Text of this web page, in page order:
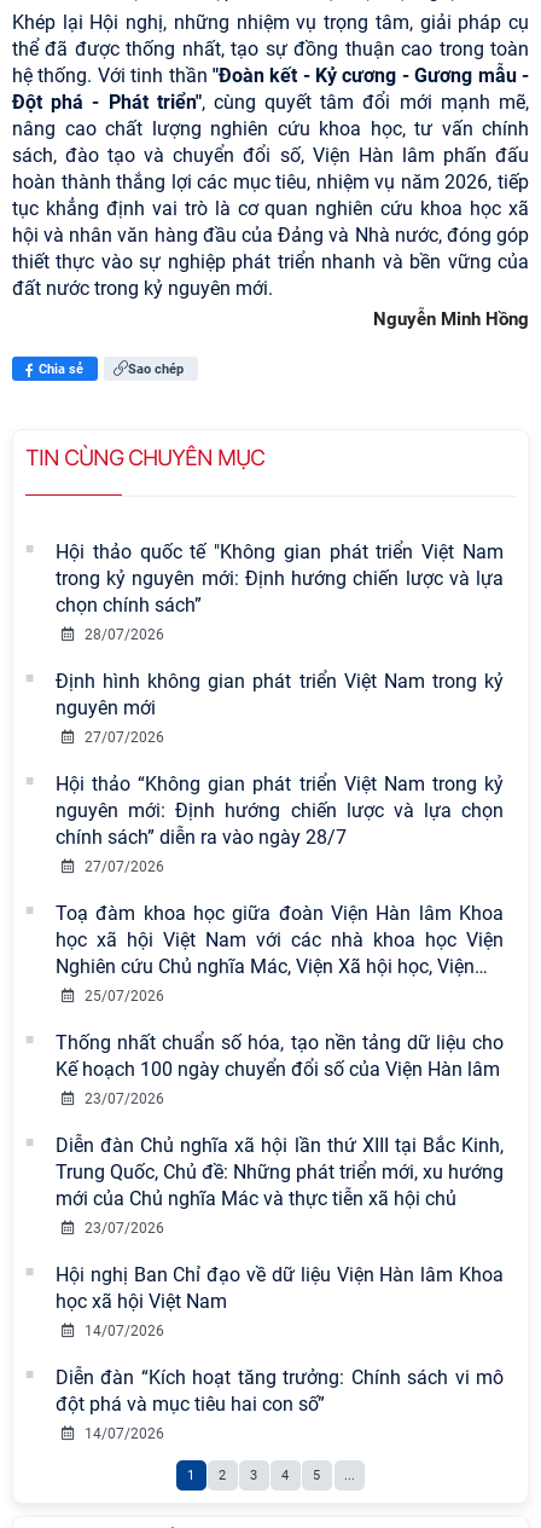
Khép lại Hội nghị, những nhiệm vụ trọng tâm, giải pháp cụ
thể đã được thống nhất, tạo sự đồng thuận cao trong toàn
hệ thống. Với tinh thần "Đoàn kết - Kỷ cương - Gương mẫu -
Đột phá - Phát triển", cùng quyết tâm đổi mới mạnh mẽ,
nâng cao chất lượng nghiên cứu khoa học, tư vấn chính
sách, đào tạo và chuyển đổi số, Viện Hàn lâm phấn đấu
hoàn thành thắng lợi các mục tiêu, nhiệm vụ năm 2026, tiếp
tục khẳng định vai trò là cơ quan nghiên cứu khoa học xã
hội và nhân văn hàng đầu của Đảng và Nhà nước, đóng góp
thiết thực vào sự nghiệp phát triển nhanh và bền vững của
đất nước trong kỷ nguyên mới.
Nguyễn Minh Hồng
Chia sẻ Sao chép
TIN CÙNG CHUYÊN MỤC
Hội thảo quốc tế "Không gian phát triển Việt Nam
trong kỷ nguyên mới: Định hướng chiến lược và lựa
chọn chính sách”
28/07/2026
Định hình không gian phát triển Việt Nam trong kỷ
nguyên mới
27/07/2026
Hội thảo “Không gian phát triển Việt Nam trong kỷ
nguyên mới: Định hướng chiến lược và lựa chọn
chính sách” diễn ra vào ngày 28/7
27/07/2026
Toạ đàm khoa học giữa đoàn Viện Hàn lâm Khoa
học xã hội Việt Nam với các nhà khoa học Viện
Nghiên cứu Chủ nghĩa Mác, Viện Xã hội học, Viện…
25/07/2026
Thống nhất chuẩn số hóa, tạo nền tảng dữ liệu cho
Kế hoạch 100 ngày chuyển đổi số của Viện Hàn lâm
23/07/2026
Diễn đàn Chủ nghĩa xã hội lần thứ XIII tại Bắc Kinh,
Trung Quốc, Chủ đề: Những phát triển mới, xu hướng
mới của Chủ nghĩa Mác và thực tiễn xã hội chủ
23/07/2026
Hội nghị Ban Chỉ đạo về dữ liệu Viện Hàn lâm Khoa
học xã hội Việt Nam
14/07/2026
Diễn đàn “Kích hoạt tăng trưởng: Chính sách vi mô
đột phá và mục tiêu hai con số”
14/07/2026
1 2 3 4 5 ...
Viện Hàn lâm Khoa học xã hội Việt
Nam có 02 tác phẩm đạt giải khuyến
nền tảng tư tưởng của Đảng năm
2026
Viện Hàn lâm Khoa học xã hội Việt
công tác cán bộ
chuyên đề: Đẩy mạnh học tập, thực
hành tư tưởng, đạo đức, phương
pháp, phong cách Hồ Chí Minh trong
giai đoạn phát triển mới
Hội thảo khoa học quốc tế “Không
gian phát triển Việt Nam trong kỷ
nguyên mới: Định hướng chiến lược
vào thứ ba, ngày 28/7/2026
Hội nghị Lãnh đạo Viện Hàn lâm
Khoa học xã hội Việt Nam làm việc
với Ban Chủ nhiệm các Chương trình